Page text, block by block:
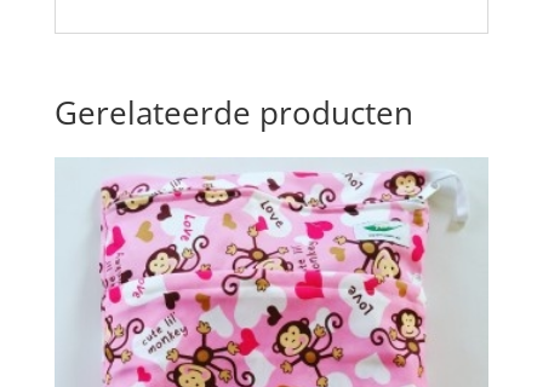
Gerelateerde producten